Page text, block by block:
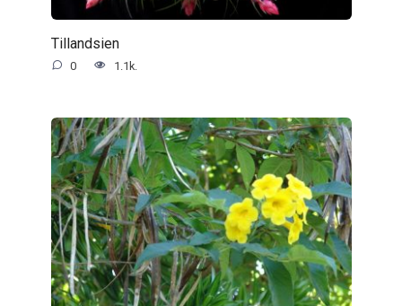
Tillandsien
0 1.1k.